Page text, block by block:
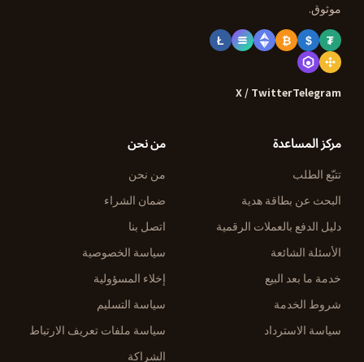
موثوق.
₮
$
₿
Ł
Telegram
X / Twitter
مركز المساعدة
تتبّع الطلب
البحث عن بطاقة هدية
دليل الدفع بالعملات الرقمية
الأسئلة الشائعة
خدمة ما بعد البيع
شروط الخدمة
سياسة الاسترداد
من نحن
من نحن
ضمان الشراء
اتصل بنا
سياسة الخصوصية
إخلاء المسؤولية
سياسة التسليم
سياسة ملفات تعريف الارتباط
الشراكة